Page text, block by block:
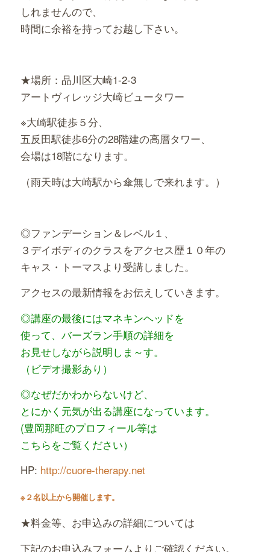
しれませんので、
時間に余裕を持ってお越し下さい。
★場所：品川区大崎1-2-3
アートヴィレッジ大崎ビュータワー
※大崎駅徒歩５分、
五反田駅徒歩6分の28階建の高層タワー、
会場は18階になります。
（雨天時は大崎駅から傘無しで来れます。）
◎ファンデーション＆レベル１、
３デイボディのクラスをアクセス歴１０年の
キャス・トーマスより受講しました。
アクセスの最新情報をお伝えしていきます。
◎講座の最後にはマネキンヘッドを
使って、バーズラン手順の詳細を
お見せしながら説明しま～す。
（ビデオ撮影あり）
◎なぜだかわからないけど、
とにかく元気が出る講座になっています。
(豊岡那旺のプロフィール等は
こちらをご覧ください）
HP: http://cuore-therapy.net
※２名以上から開催します。
★料金等、お申込みの詳細については
下記のお申込みフォームよりご確認ください。